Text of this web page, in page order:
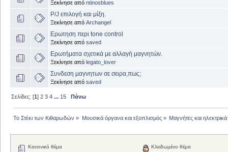
Ξεκίνησε από ntinosblues
P/J επιλογή και μίξη.
Ξεκίνησε από Archangel
Ερωτηση περι tone control
Ξεκίνησε από saved
Ερωτήματα σχετικά με αλλαγή μαγνητών.
Ξεκίνησε από legato_lover
Συνδεση μαγνητων σε σειρα,πως;
Ξεκίνησε από saved
Σελίδες: [1]2 3 4 ... 15 Πάνω
Το Στέκι των Κιθαρωδών » Μουσικά όργανα και εξοπλισμός» Μαγνήτες και ηλεκτρικά
Κανονικό θέμα Κλειδωμένο θέμα